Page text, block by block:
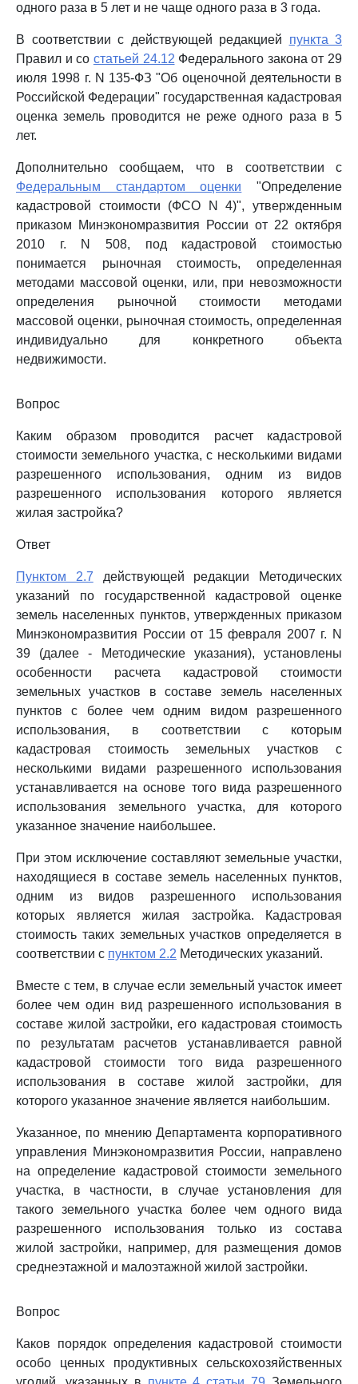
одного раза в 5 лет и не чаще одного раза в 3 года.
В соответствии с действующей редакцией пункта 3
Правил и со статьей 24.12 Федерального закона от 29
июля 1998 г. N 135-ФЗ "Об оценочной деятельности в
Российской Федерации" государственная кадастровая
оценка земель проводится не реже одного раза в 5
лет.
Дополнительно сообщаем, что в соответствии с
Федеральным стандартом оценки "Определение
кадастровой стоимости (ФСО N 4)", утвержденным
приказом Минэкономразвития России от 22 октября
2010 г. N 508, под кадастровой стоимостью
понимается рыночная стоимость, определенная
методами массовой оценки, или, при невозможности
определения рыночной стоимости методами
массовой оценки, рыночная стоимость, определенная
индивидуально для конкретного объекта
недвижимости.
Вопрос
Каким образом проводится расчет кадастровой
стоимости земельного участка, с несколькими видами
разрешенного использования, одним из видов
разрешенного использования которого является
жилая застройка?
Ответ
Пунктом 2.7 действующей редакции Методических
указаний по государственной кадастровой оценке
земель населенных пунктов, утвержденных приказом
Минэкономразвития России от 15 февраля 2007 г. N
39 (далее - Методические указания), установлены
особенности расчета кадастровой стоимости
земельных участков в составе земель населенных
пунктов с более чем одним видом разрешенного
использования, в соответствии с которым
кадастровая стоимость земельных участков с
несколькими видами разрешенного использования
устанавливается на основе того вида разрешенного
использования земельного участка, для которого
указанное значение наибольшее.
При этом исключение составляют земельные участки,
находящиеся в составе земель населенных пунктов,
одним из видов разрешенного использования
которых является жилая застройка. Кадастровая
стоимость таких земельных участков определяется в
соответствии с пунктом 2.2 Методических указаний.
Вместе с тем, в случае если земельный участок имеет
более чем один вид разрешенного использования в
составе жилой застройки, его кадастровая стоимость
по результатам расчетов устанавливается равной
кадастровой стоимости того вида разрешенного
использования в составе жилой застройки, для
которого указанное значение является наибольшим.
Указанное, по мнению Департамента корпоративного
управления Минэкономразвития России, направлено
на определение кадастровой стоимости земельного
участка, в частности, в случае установления для
такого земельного участка более чем одного вида
разрешенного использования только из состава
жилой застройки, например, для размещения домов
среднеэтажной и малоэтажной жилой застройки.
Вопрос
Каков порядок определения кадастровой стоимости
особо ценных продуктивных сельскохозяйственных